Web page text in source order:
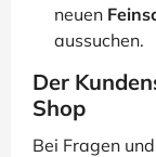
neuen
aussuchen.
Der
Shop
Bei Fragen